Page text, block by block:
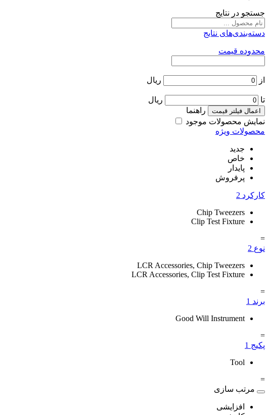
جستجو در نتایج
دسته‌بندی‌های نتایج
محدوده قیمت
از ریال
تا ریال
اعمال فیلتر قیمت
راهنما
نمایش محصولات موجود
محصولات ویژه
جدید
خاص
پایدار
پرفروش
کارکرد 2
Chip Tweezers
Clip Test Fixture
=
نوع 2
LCR Accessories, Chip Tweezers
LCR Accessories, Clip Test Fixture
=
برند 1
Good Will Instrument
=
پکیج 1
Tool
=
مرتب سازی
افزایشی